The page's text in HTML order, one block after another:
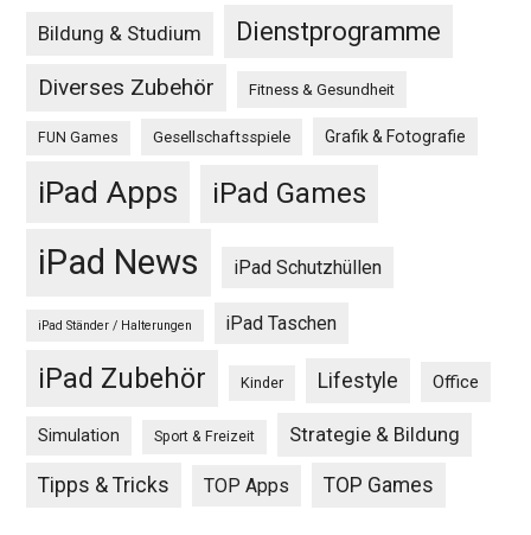
Bildung & Studium Dienstprogramme
Diverses Zubehör Fitness & Gesundheit
FUN Games Gesellschaftsspiele Grafik & Fotografie
iPad Apps iPad Games
iPad News iPad Schutzhüllen
iPad Ständer / Halterungen iPad Taschen
iPad Zubehör Kinder Lifestyle Office
Simulation Sport & Freizeit Strategie & Bildung
Tipps & Tricks TOP Apps TOP Games